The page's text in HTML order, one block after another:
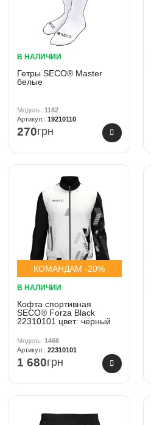
В НАЛИЧИИ
Гетры SECO® Master
белые
1182
19210110
270грн
КОМАНДАМ -20%
В НАЛИЧИИ
Кофта спортивная
SECO® Forza Black
22310101 цвет: черный
1466
22310101
1 680грн